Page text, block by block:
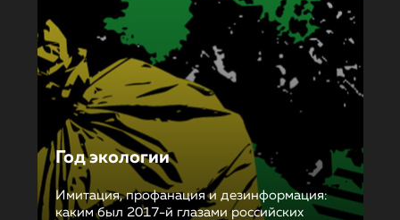
Год экологии
Имитация, профанация и дезинформация:
каким был 2017-й глазами российских